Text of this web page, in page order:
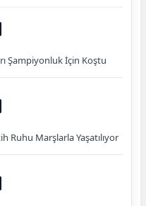
Şampiyonluk İçin Koştu
Ruhu Marşlarla Yaşatılıyor